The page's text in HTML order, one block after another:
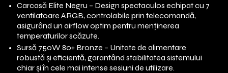
Carcasă Elite Negru – Design spectaculos echipat cu 7
ventilatoare ARGB, controlabile prin telecomandă,
asigurând un airflow optim pentru menținerea
temperaturilor scăzute.
Sursă 750W 80+ Bronze – Unitate de alimentare
robustă și eficientă, garantând stabilitatea sistemului
chiar și în cele mai intense sesiuni de utilizare.